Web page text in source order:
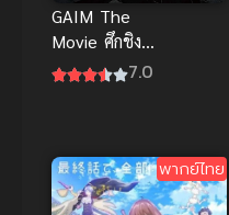
GAIM The
Movie ศึกชิง
ถ้วยทองคำ
ทะลุ
7.0
พากย์ไทย